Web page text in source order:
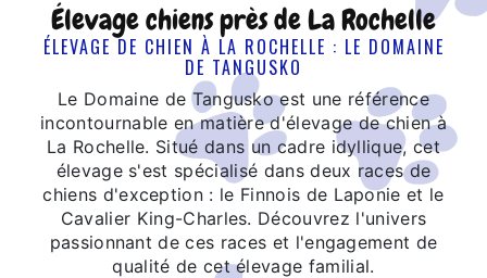
Élevage chiens près de La Rochelle
ÉLEVAGE DE CHIEN À LA ROCHELLE : LE DOMAINE
DE TANGUSKO
Le Domaine de Tangusko est une référence
incontournable en matière d'élevage de chien à
La Rochelle. Situé dans un cadre idyllique, cet
élevage s'est spécialisé dans deux races de
chiens d'exception : le Finnois de Laponie et le
Cavalier King-Charles. Découvrez l'univers
passionnant de ces races et l'engagement de
qualité de cet élevage familial.